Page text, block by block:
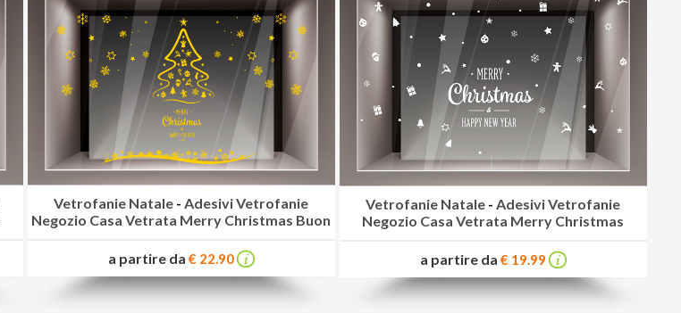
Vetrofanie Natale -Adesivi Vetrofanie
Negozio Casa Vetrata Merry Christmas Buon
a partire da € 22.90
Vetrofanie Natale - Adesivi Vetrofanie
Negozio Casa Vetrata Merry Christmas
a partire da € 19.99